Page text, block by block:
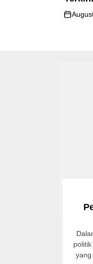
yang